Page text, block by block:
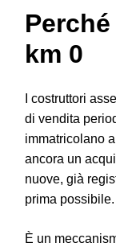
km 0
I costruttori
di vendita
immatricolano
ancora un
nuove, già
prima possibile.
È un